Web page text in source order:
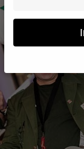
Wenn Sie unter
geben möchten,
Wir verwenden
von ihnen sind
Erfahrung zu